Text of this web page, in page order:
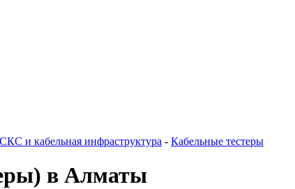
СКС и кабельная инфраструктура - Кабельные тестеры
в Алматы